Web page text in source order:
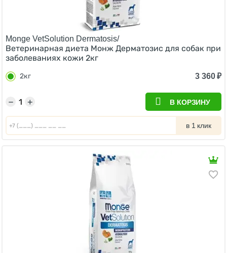
Monge VetSolution Dermatosis/
Ветеринарная диета Монж Дерматозис для собак при
заболеваниях кожи 2кг
2кг 3 360₽
+
− В КОРЗИНУ
в 1 клик